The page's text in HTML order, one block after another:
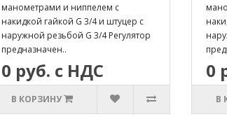
манометрами и ниппелем с
накидкой гайкой G 3/4 и штуцер с
наружной резьбой G 3/4 Регулятор
предназначен..
0 руб. с НДС
В КОРЗИНУ
0
В